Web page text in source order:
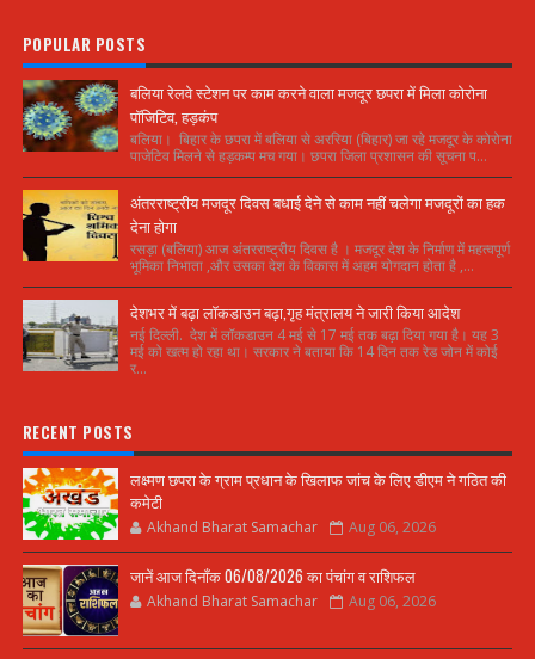
POPULAR POSTS
बलिया रेलवे स्टेशन पर काम करने वाला मजदूर छपरा में मिला कोरोना
पॉजिटिव, हड़कंप
बलिया। बिहार के छपरा में बलिया से अररिया (बिहार) जा रहे मजदूर के कोरोना
पाजेटिव मिलने से हड़कम्प मच गया। छपरा जिला प्रशासन की सूचना प...
अंतरराष्ट्रीय मजदूर दिवस बधाई देने से काम नहीं चलेगा मजदूरों का हक
देना होगा
रसड़ा (बलिया) आज अंतरराष्ट्रीय दिवस है । मजदूर देश के निर्माण में महत्वपूर्ण
भूमिका निभाता ,और उसका देश के विकास में अहम योगदान होता है ,...
देशभर में बढ़ा लॉकडाउन बढ़ा,गृह मंत्रालय ने जारी किया आदेश
नई दिल्ली. देश में लॉकडाउन 4 मई से 17 मई तक बढ़ा दिया गया है। यह 3
मई को खत्म हो रहा था। सरकार ने बताया कि 14 दिन तक रेड जोन में कोई
र...
RECENT POSTS
लक्ष्मण छपरा के ग्राम प्रधान के खिलाफ जांच के लिए डीएम ने गठित की
कमेटी
Akhand Bharat Samachar Aug 06, 2026
जानें आज दिनाँक 06/08/2026 का पंचांग व राशिफल
Akhand Bharat Samachar Aug 06, 2026